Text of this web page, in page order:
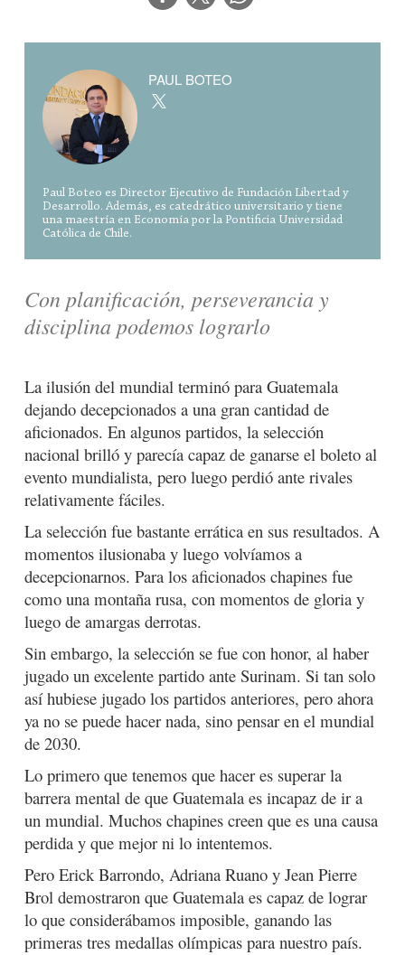
Con planificación, perseverancia y
disciplina podemos lograrlo
La ilusión del mundial terminó para Guatemala
dejando decepcionados a una gran cantidad de
aficionados. En algunos partidos, la selección
nacional brilló y parecía capaz de ganarse el boleto al
evento mundialista, pero luego perdió ante rivales
relativamente fáciles.
La selección fue bastante errática en sus resultados. A
momentos ilusionaba y luego volvíamos a
decepcionarnos. Para los aficionados chapines fue
como una montaña rusa, con momentos de gloria y
luego de amargas derrotas.
Sin embargo, la selección se fue con honor, al haber
jugado un excelente partido ante Surinam. Si tan solo
así hubiese jugado los partidos anteriores, pero ahora
ya no se puede hacer nada, sino pensar en el mundial
de 2030.
Lo primero que tenemos que hacer es superar la
barrera mental de que Guatemala es incapaz de ir a
un mundial. Muchos chapines creen que es una causa
perdida y que mejor ni lo intentemos.
Pero Erick Barrondo, Adriana Ruano y Jean Pierre
Brol demostraron que Guatemala es capaz de lograr
lo que considerábamos imposible, ganando las
primeras tres medallas olímpicas para nuestro país.
PAUL BOTEO
Paul Boteo es Director Ejecutivo de Fundación Libertad y
Desarrollo. Además, es catedrático universitario y tiene
una maestría en Economía por la Pontificia Universidad
Católica de Chile.